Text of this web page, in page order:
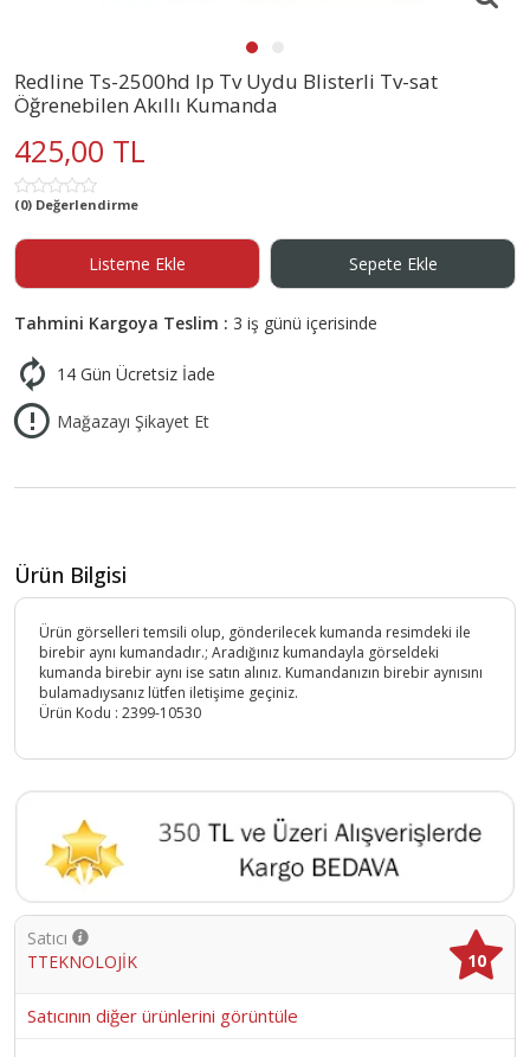
Redline Ts-2500hd Ip Tv Uydu Blisterli Tv-sat
Öğrenebilen Akıllı Kumanda
425,00 TL
(0) Değerlendirme
Listeme Ekle Sepete Ekle
Tahmini Kargoya Teslim : 3 iş günü içerisinde
14 Gün Ücretsiz İade
Mağazayı Şikayet Et
Ürün Bilgisi
Ürün görselleri temsili olup, gönderilecek kumanda resimdeki ile
birebir aynı kumandadır.; Aradığınız kumandayla görseldeki
kumanda birebir aynı ise satın alınız. Kumandanızın birebir aynısını
bulamadıysanız lütfen iletişime geçiniz.
Ürün Kodu : 2399-10530
Satıcı
TTEKNOLOJİK
10
Satıcının diğer ürünlerini görüntüle